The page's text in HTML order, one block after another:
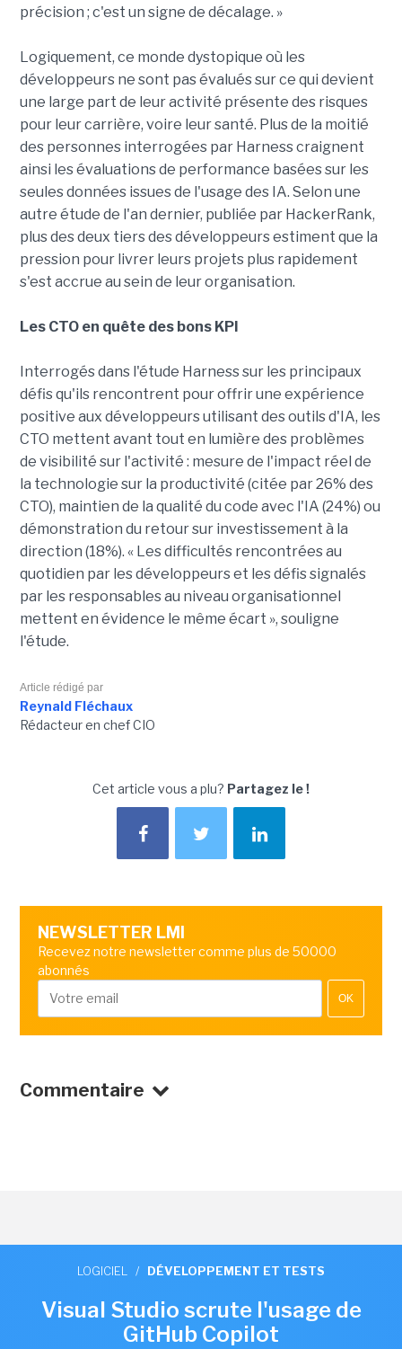
précision ; c'est un signe de décalage. »
Logiquement, ce monde dystopique où les
développeurs ne sont pas évalués sur ce qui devient
une large part de leur activité présente des risques
pour leur carrière, voire leur santé. Plus de la moitié
des personnes interrogées par Harness craignent
ainsi les évaluations de performance basées sur les
seules données issues de l'usage des IA. Selon une
autre étude de l'an dernier, publiée par HackerRank,
plus des deux tiers des développeurs estiment que la
pression pour livrer leurs projets plus rapidement
s'est accrue au sein de leur organisation.
Les CTO en quête des bons KPI
Interrogés dans l'étude Harness sur les principaux
défis qu'ils rencontrent pour offrir une expérience
positive aux développeurs utilisant des outils d'IA, les
CTO mettent avant tout en lumière des problèmes
de visibilité sur l'activité : mesure de l'impact réel de
la technologie sur la productivité (citée par 26% des
CTO), maintien de la qualité du code avec l'IA (24%) ou
démonstration du retour sur investissement à la
direction (18%). « Les difficultés rencontrées au
quotidien par les développeurs et les défis signalés
par les responsables au niveau organisationnel
mettent en évidence le même écart », souligne
l'étude.
Article rédigé par
Reynald Fléchaux
Rédacteur en chef CIO
Cet article vous a plu? Partagez le !
NEWSLETTER LMI
Recevez notre newsletter comme plus de 50000
abonnés
OK
Commentaire
LOGICIEL / DÉVELOPPEMENT ET TESTS
Visual Studio scrute l'usage de
GitHub Copilot